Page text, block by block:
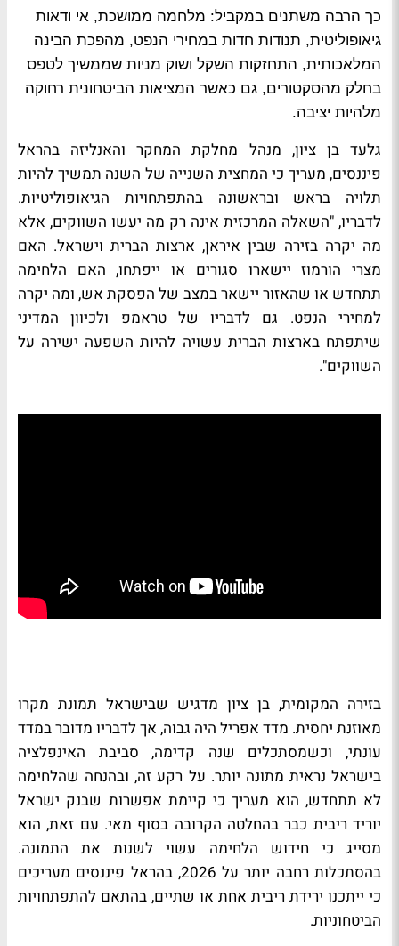
כך הרבה משתנים במקביל: מלחמה ממושכת, אי ודאות
גיאופוליטית, תנודות חדות במחירי הנפט, מהפכת הבינה
המלאכותית, התחזקות השקל ושוק מניות שממשיך לטפס
בחלק מהסקטורים, גם כאשר המציאות הביטחונית רחוקה
מלהיות יציבה.
גלעד בן ציון, מנהל מחלקת המחקר והאנליזה בהראל
פיננסים, מעריך כי המחצית השנייה של השנה תמשיך להיות
תלויה בראש ובראשונה בהתפתחויות הגיאופוליטיות.
לדבריו, "השאלה המרכזית אינה רק מה יעשו השווקים, אלא
מה יקרה בזירה שבין איראן, ארצות הברית וישראל. האם
מצרי הורמוז יישארו סגורים או ייפתחו, האם הלחימה
תתחדש או שהאזור יישאר במצב של הפסקת אש, ומה יקרה
למחירי הנפט. גם לדבריו של טראמפ ולכיוון המדיני
שיתפתח בארצות הברית עשויה להיות השפעה ישירה על
השווקים".
בזירה המקומית, בן ציון מדגיש שבישראל תמונת מקרו
מאוזנת יחסית. מדד אפריל היה גבוה, אך לדבריו מדובר במדד
עונתי, וכשמסתכלים שנה קדימה, סביבת האינפלציה
בישראל נראית מתונה יותר. על רקע זה, ובהנחה שהלחימה
לא תתחדש, הוא מעריך כי קיימת אפשרות שבנק ישראל
יוריד ריבית כבר בהחלטה הקרובה בסוף מאי. עם זאת, הוא
מסייג כי חידוש הלחימה עשוי לשנות את התמונה.
בהסתכלות רחבה יותר על 2026, בהראל פיננסים מעריכים
כי ייתכנו ירידת ריבית אחת או שתיים, בהתאם להתפתחויות
הביטחוניות.